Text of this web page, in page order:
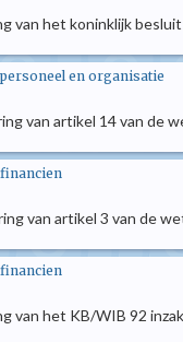
van het koninklijk
en organisatie
van artikel 14 van de
van artikel 3 van de
van het KB/WIB 92